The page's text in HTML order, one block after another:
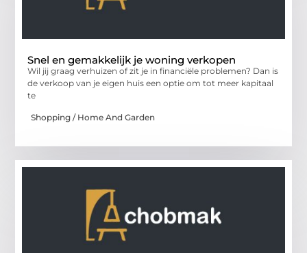
Snel en gemakkelijk je woning verkopen
Wil jij graag verhuizen of zit je in financiële problemen? Dan is
de verkoop van je eigen huis een optie om tot meer kapitaal
te
Shopping / Home And Garden